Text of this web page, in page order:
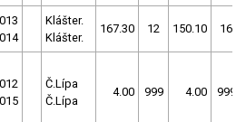
Klášter.
Klášter.
167.30 12 150.10 16
Č.Lípa
Č.Lípa
4.00 999 4.00 999